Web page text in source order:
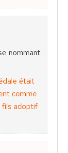
nommant
était
comme
fils adoptif